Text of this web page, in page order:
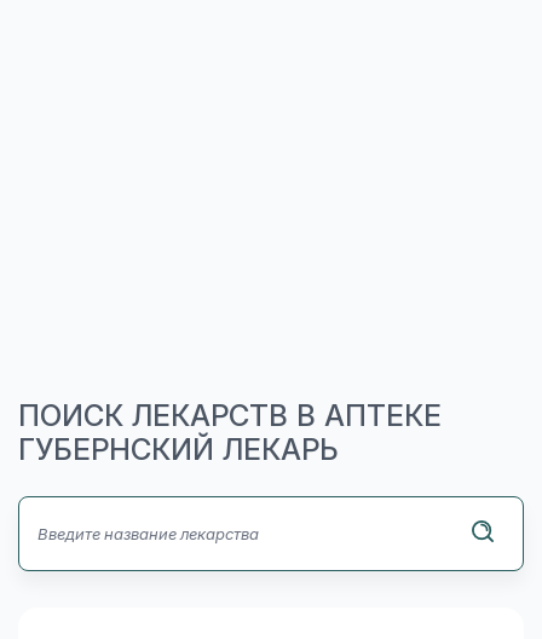
ПОИСК ЛЕКАРСТВ В АПТЕКЕ
ГУБЕРНСКИЙ ЛЕКАРЬ